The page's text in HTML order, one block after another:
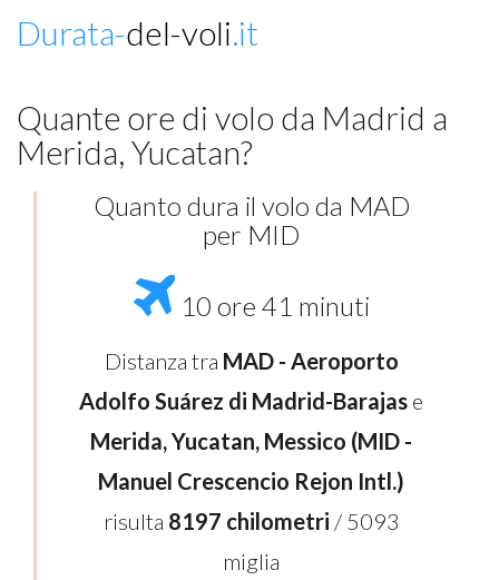
Durata-del-voli.it
Quante ore di volo da Madrid a
Merida, Yucatan?
Quanto dura il volo da MAD
per MID
10 ore 41 minuti
Distanza tra MAD - Aeroporto
Adolfo Suárez di Madrid-Barajas e
Merida, Yucatan, Messico (MID -
Manuel Crescencio Rejon Intl.)
risulta 8197 chilometri / 5093
miglia